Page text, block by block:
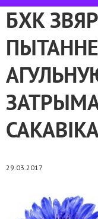
БХК
29.03.2017